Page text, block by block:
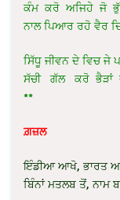
ਕੰਮ ਕਰੋ ਅਜਿਹੇ ਜੋ
ਨਾਲ ਪਿਆਰ ਰਹੋ ਵੈਰ
ਸਿੱਧੂ ਜੀਵਨ ਦੇ ਵਿਚ ਜੇ
ਸੱਚੀ ਗੱਲ ਕਰੋ ਭੈੜਾਂ
**
ਗ਼ਜ਼ਲ
ਇੰਡੀਆ ਆਖੋ, ਭਾਰਤ
ਬਿੰਨਾਂ ਮਤਲਬ ਤੋਂ, ਨਾਮ